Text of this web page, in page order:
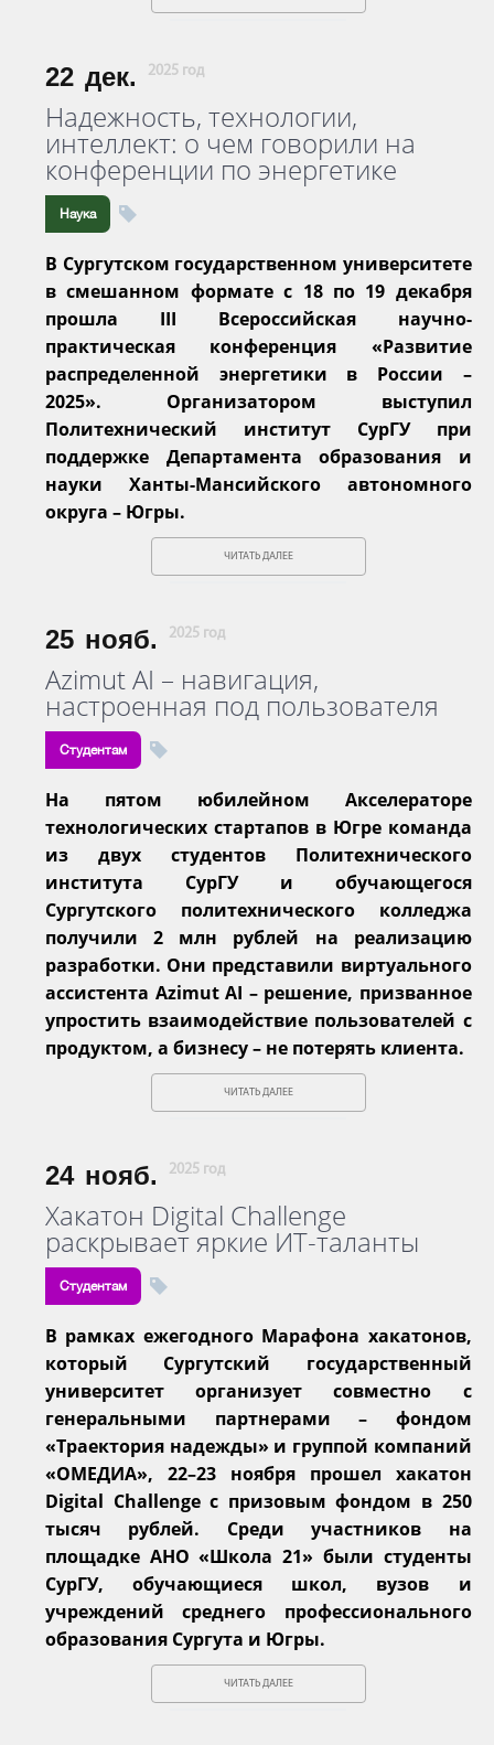
22 дек. 2025 год
Надежность, технологии,
интеллект: о чем говорили на
конференции по энергетике
Наука
В Сургутском государственном университете
в смешанном формате с 18 по 19 декабря
прошла III Всероссийская научно-
практическая конференция «Развитие
распределенной энергетики в России –
2025». Организатором выступил
Политехнический институт СурГУ при
поддержке Департамента образования и
науки Ханты-Мансийского автономного
округа – Югры.
ЧИТАТЬ ДАЛЕЕ
25 нояб. 2025 год
Azimut AI – навигация,
настроенная под пользователя
Студентам
На пятом юбилейном Акселераторе
технологических стартапов в Югре команда
из двух студентов Политехнического
института СурГУ и обучающегося
Сургутского политехнического колледжа
получили 2 млн рублей на реализацию
разработки. Они представили виртуального
ассистента Azimut AI – решение, призванное
упростить взаимодействие пользователей с
продуктом, а бизнесу – не потерять клиента.
ЧИТАТЬ ДАЛЕЕ
24 нояб. 2025 год
Хакатон Digital Challenge
раскрывает яркие ИТ-таланты
Студентам
В рамках ежегодного Марафона хакатонов,
который Сургутский государственный
университет организует совместно с
генеральными партнерами – фондом
«Траектория надежды» и группой компаний
«ОМЕДИА», 22–23 ноября прошел хакатон
Digital Challenge с призовым фондом в 250
тысяч рублей. Среди участников на
площадке АНО «Школа 21» были студенты
СурГУ, обучающиеся школ, вузов и
учреждений среднего профессионального
образования Сургута и Югры.
ЧИТАТЬ ДАЛЕЕ